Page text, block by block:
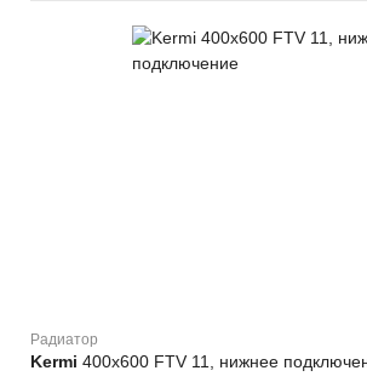
Радиатор
Kermi 400х600 FTV 11, нижнее